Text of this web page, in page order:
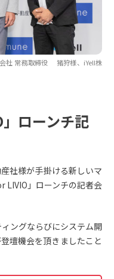
会社 常務取締役 猪狩様、iYell株
ローンチ記
社様が手掛ける新しいマ
LIVIO」ローンチの記者会
ングならびにシステム開
壇機会を頂きましたこと